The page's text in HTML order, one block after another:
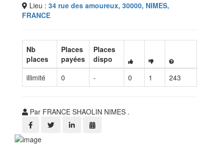
Lieu : 34 rue des amoureux, 30000, NIMES,
FRANCE
Nb
places
Places
payées
Places
dispo
illimité
0 - 0 1 243
Par FRANCE SHAOLIN NIMES .